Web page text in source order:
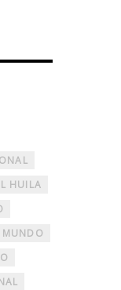
HUILA
MUNDO